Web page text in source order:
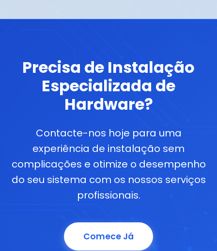
Precisa de Instalação
Especializada de
Hardware?
Contacte-nos hoje para uma
experiência de instalação sem
complicações e otimize o desempenho
do seu sistema com os nossos serviços
profissionais.
Comece Já